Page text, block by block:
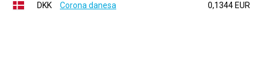
DKK
Corona danesa 0,1344 EUR